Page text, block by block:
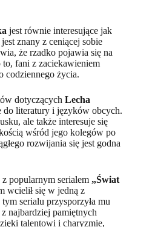
jest równie interesujące jak
znany z ceniącej sobie
że rzadko pojawia się na
fani z zaciekawieniem
codziennego życia.
dotyczących Lecha
do literatury i języków obcych.
ale także interesuje się
wśród jego kolegów po
rozwijania się jest godna
z popularnym serialem „Świat
wcielił się w jedną z
serialu przysporzyła mu
najbardziej pamiętnych
talentowi i charyzmie,